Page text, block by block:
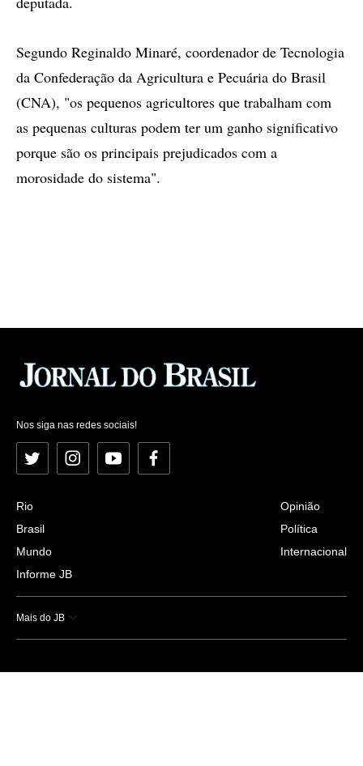
Segundo Reginaldo Minaré, coordenador de Tecnologia
da Confederação da Agricultura e Pecuária do Brasil
(CNA), "os pequenos agricultores que trabalham com
as pequenas culturas podem ter um ganho significativo
porque são os principais prejudicados com a
morosidade do sistema".
Nos siga nas redes sociais!
Twitter InstagramYouTubeFacebook
Rio
Brasil
Mundo
Informe JB
Opinião
Política
Internacional
Mais do JB
Esportes